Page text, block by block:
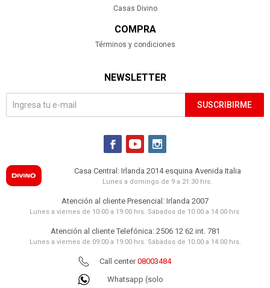
Casas Divino
COMPRA
Términos y condiciones
NEWSLETTER
SUSCRIBIRME
  
Casa Central: Irlanda 2014 esquina Avenida Italia
Lunes a domingo de 9 a 21:30 hrs.
Atención al cliente Presencial: Irlanda 2007
Lunes a viernes de 10:00 a 19:00 hrs. Sábados de 10:00 a 14:00 hrs.
Atención al cliente Telefónica: 2506 12 62 int. 781
Lunes a viernes de 09:00 a 19:00 hrs. Sábados de 10:00 a 14:00 hrs.
Call center08003484
Whatsapp (solo